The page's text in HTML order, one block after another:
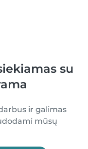
su
ir galimas
mūsų